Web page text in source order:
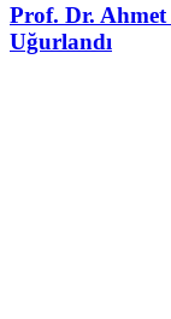
Prof. Dr.
Uğurlandı